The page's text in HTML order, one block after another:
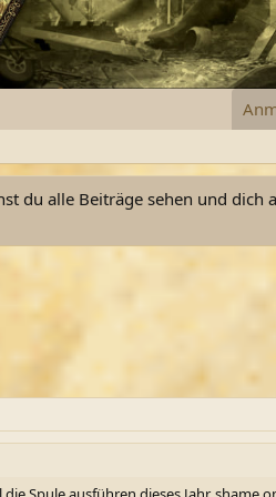
du alle Beiträge sehen und dich